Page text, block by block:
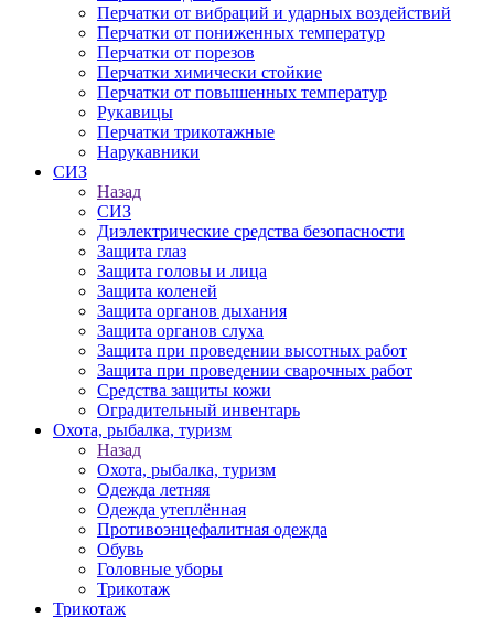
Перчатки от вибраций и ударных воздействий
Перчатки от пониженных температур
Перчатки от порезов
Перчатки химически стойкие
Перчатки от повышенных температур
Рукавицы
Перчатки трикотажные
Нарукавники
СИЗ
Назад
СИЗ
Диэлектрические средства безопасности
Защита глаз
Защита головы и лица
Защита коленей
Защита органов дыхания
Защита органов слуха
Защита при проведении высотных работ
Защита при проведении сварочных работ
Средства защиты кожи
Оградительный инвентарь
Охота, рыбалка, туризм
Назад
Охота, рыбалка, туризм
Одежда летняя
Одежда утеплённая
Противоэнцефалитная одежда
Обувь
Головные уборы
Трикотаж
Трикотаж